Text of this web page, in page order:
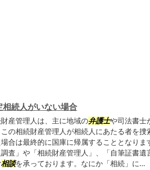
相続人がいない場合
産管理人は、主に地域の弁護士や司法書士
の相続財産管理人が相続人にあたる者を捜
場合は最終的に国庫に帰属することとなりま
査」や「相続財産管理人」、「自筆証書遺
相談を承っております。なにか「相続」に...